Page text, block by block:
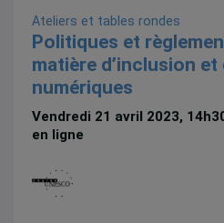
Ateliers et tables rondes
Politiques et
matière d’inclusion
numériques
Vendredi 21 avril 2023,
en ligne